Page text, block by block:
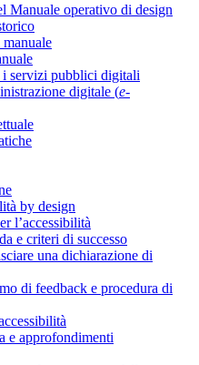
Manuale operativo di design
i servizi pubblici digitali
digitale (e-
by design
l’accessibilità
e criteri di successo
una dichiarazione di
di feedback e procedura di
e approfondimenti